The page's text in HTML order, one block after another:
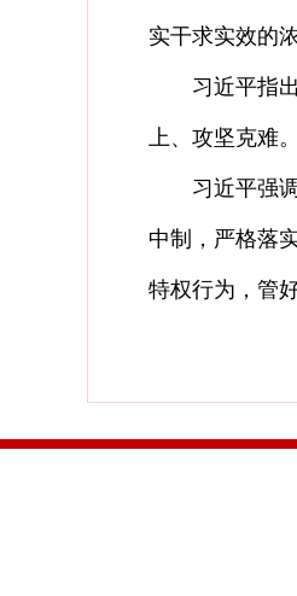
实干求实效的
习近平指出
上、攻坚克难
习近平强调
中制，严格落
特权行为，管